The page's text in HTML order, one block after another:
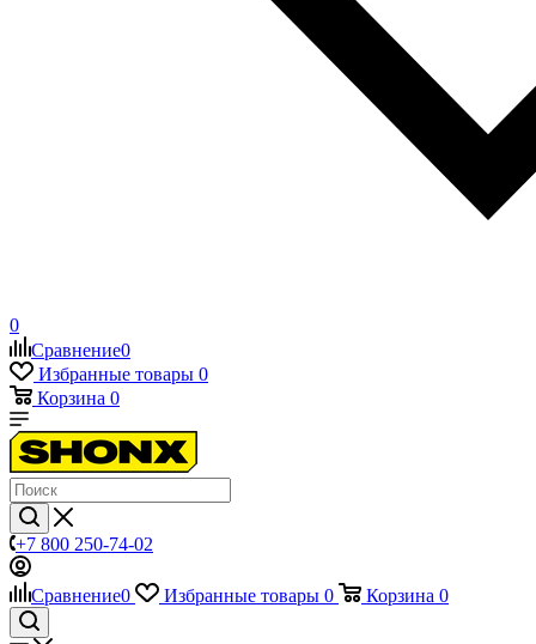
0
Сравнение0
Избранные товары 0
Корзина 0
+7 800 250-74-02
Сравнение0 Избранные товары 0 Корзина 0